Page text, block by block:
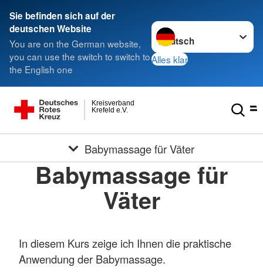
Sie befinden sich auf der
deutschen Website
You are on the German website,
you can use the switch to switch to
the English one
Sprache wechseln zu
Alles klar
Krefeld e.V.
Kreisverband
Babymassage für Väter
Babymassage für
Väter
In diesem Kurs zeige ich Ihnen die praktische
Anwendung der Babymassage.